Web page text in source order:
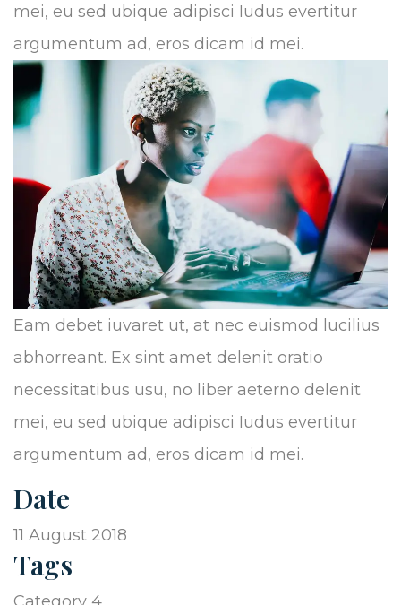
mei, eu sed ubique adipisci Iudus evertitur
argumentum ad, eros dicam id mei.
Eam debet iuvaret ut, at nec euismod lucilius
abhorreant. Ex sint amet delenit oratio
necessitatibus usu, no liber aeterno delenit
mei, eu sed ubique adipisci Iudus evertitur
argumentum ad, eros dicam id mei.
Date
11 August 2018
Tags